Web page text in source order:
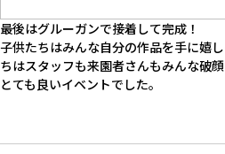
最後はグルーガンで接着して完成！
子供たちはみんな自分の作品を手に嬉
ちはスタッフも来園者さんもみんな破顔
とても良いイベントでした。